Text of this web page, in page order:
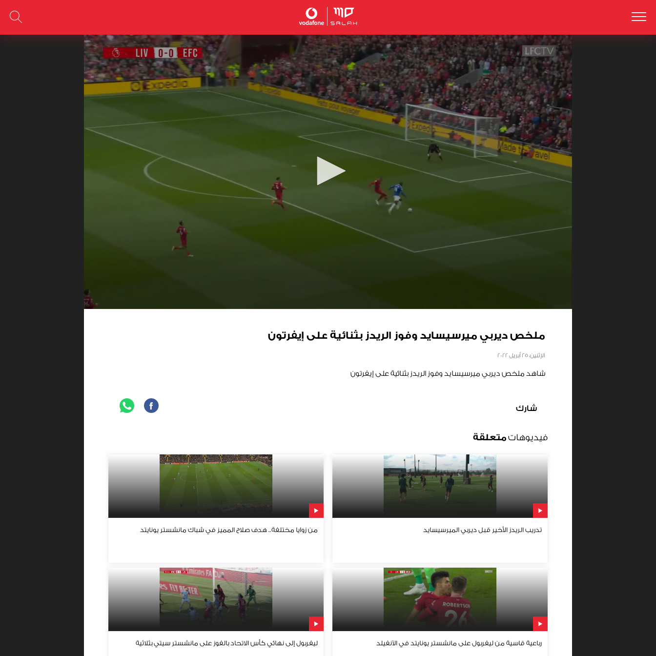
ملخص ديربي ميرسيسايد وفوز الريدز بثنائية على إيفرتون
الإثنين، 25 أبريل 2022
شاهد ملخص ديربي ميرسيسايد وفوز الريدز بثنائية على إيفرتون
شارك
فيديوهاتمتعلقة
تدريب الريدز الأخير قبل ديربي الميرسيسايد من زوايا مختلفة.. هدف صلاح المميز في شباك مانشستر يونايتد
رباعية قاسية من ليفربول على مانشستر يونايتد في الآنفيلد ليفربول إلى نهائي كأس الاتحاد بالفوز على مانشستر سيتي بثلاثية